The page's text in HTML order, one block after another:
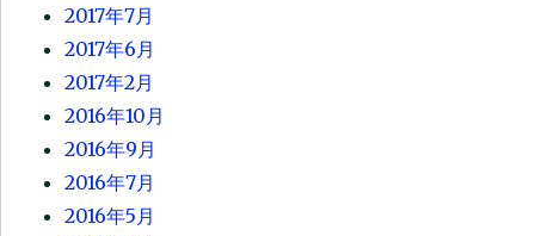
2017年7月
2017年6月
2017年2月
2016年10月
2016年9月
2016年7月
2016年5月